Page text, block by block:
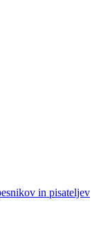
in pisateljev